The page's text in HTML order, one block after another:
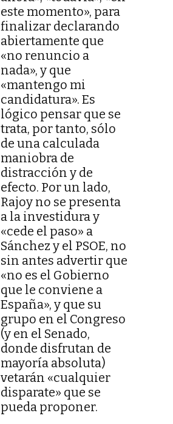
este momento», para
finalizar declarando
abiertamente que
«no renuncio a
nada», y que
«mantengo mi
candidatura». Es
lógico pensar que se
trata, por tanto, sólo
de una calculada
maniobra de
distracción y de
efecto. Por un lado,
Rajoy no se presenta
a la investidura y
«cede el paso» a
Sánchez y el PSOE, no
sin antes advertir que
«no es el Gobierno
que le conviene a
España», y que su
grupo en el Congreso
(y en el Senado,
donde disfrutan de
mayoría absoluta)
vetarán «cualquier
disparate» que se
pueda proponer.